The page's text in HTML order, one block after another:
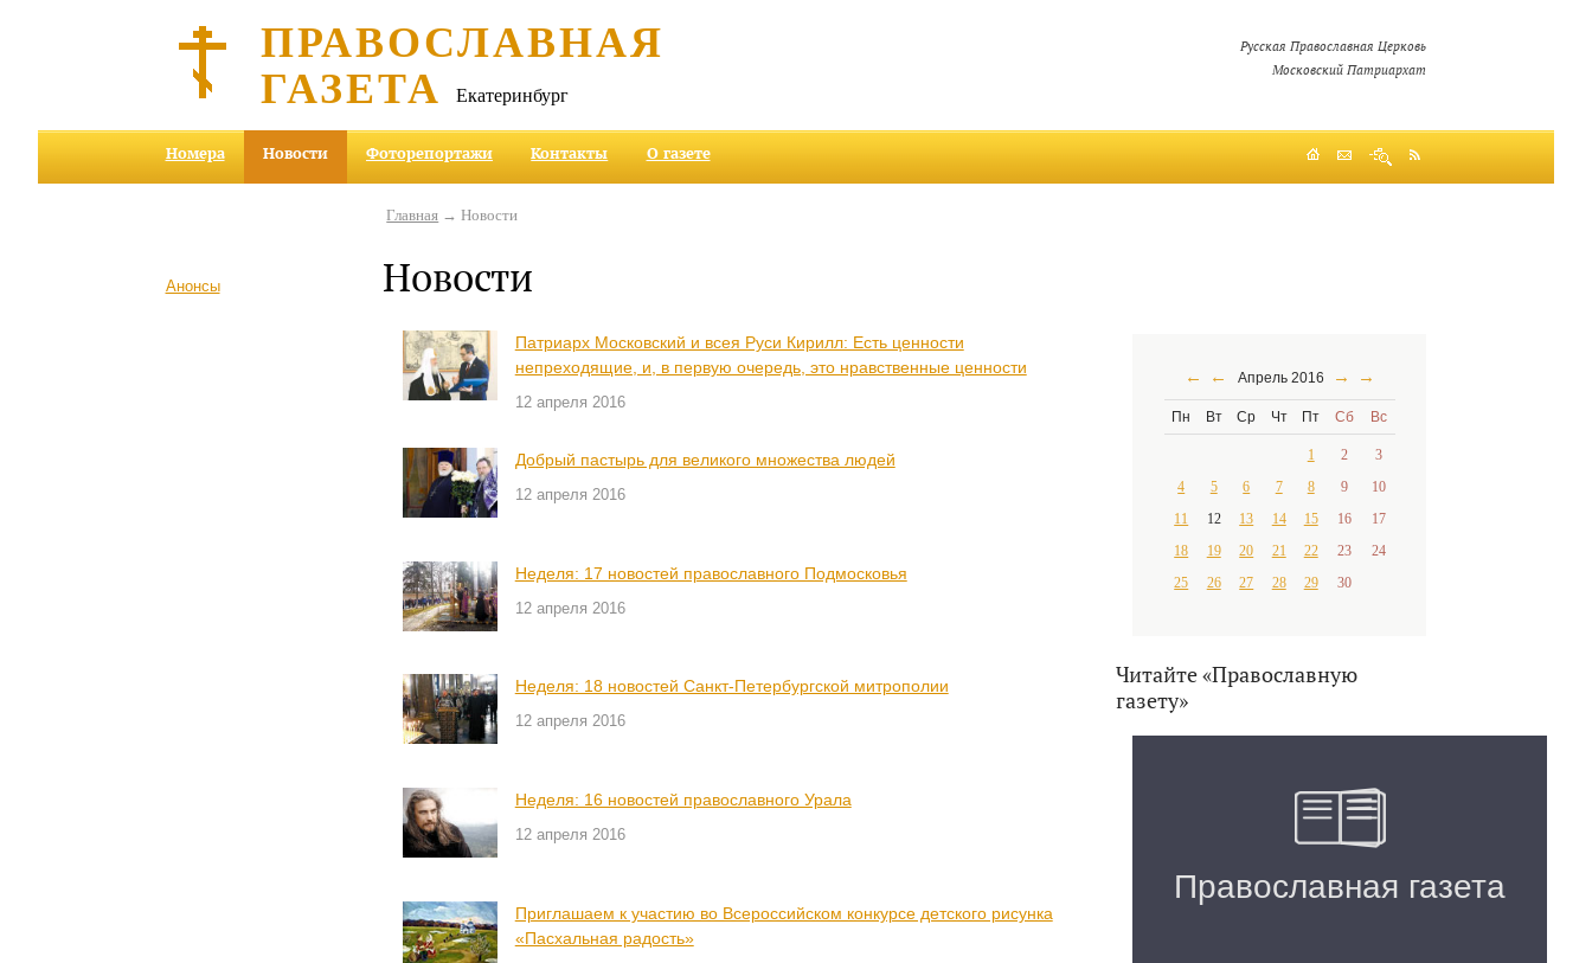
ПРАВОСЛАВНАЯ
ГАЗЕТА Екатеринбург
Русская Православная Церковь
Московский Патриархат
Номера Новости Фоторепортажи Контакты О газете
Анонсы
Главная → Новости
Новости
Патриарх Московский и всея Руси Кирилл: Есть ценности
непреходящие, и, в первую очередь, это нравственные ценности
12 апреля 2016
Добрый пастырь для великого множества людей
12 апреля 2016
Неделя: 17 новостей православного Подмосковья
12 апреля 2016
Неделя: 18 новостей Санкт-Петербургской митрополии
12 апреля 2016
Неделя: 16 новостей православного Урала
12 апреля 2016
Приглашаем к участию во Всероссийском конкурсе детского рисунка
«Пасхальная радость»
← ← Апрель 2016 → →
Пн Вт Ср Чт Пт Сб Вс
1 2
3
4
5 6 7 8 9
10
11
12 13 14 15 16
17
18
19 20 21 22 23
24
25
26 27 28 29 30
Читайте «Православную
газету»